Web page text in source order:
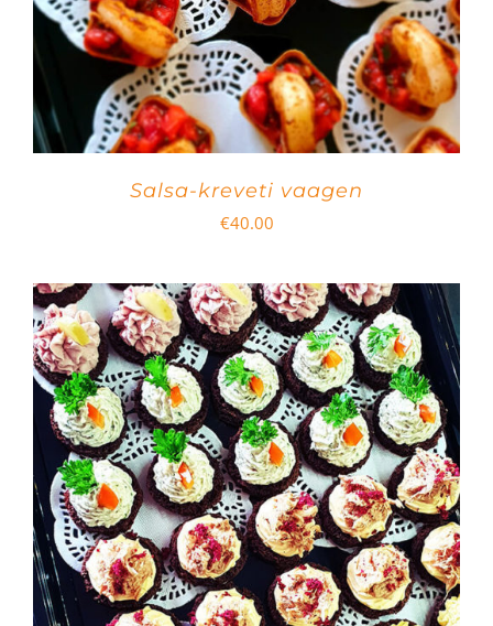
Salsa-kreveti vaagen
€40.00